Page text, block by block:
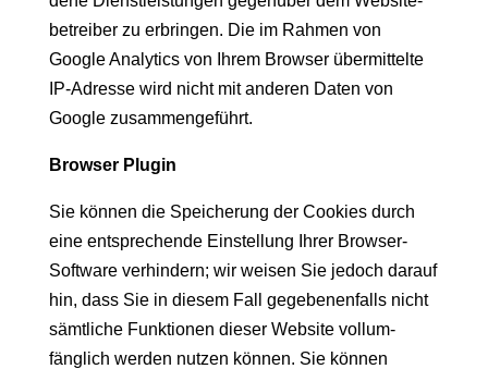
be­treiber zu erbrin­gen. Die im Rah­men von
Google Ana­lyt­ics von Ihrem Brows­er über­mit­telte
IP-Adresse wird nicht mit anderen Dat­en von
Google zusammengeführt.
Brows­er Plugin
Sie kön­nen die Spe­icherung der Cook­ies durch
eine entsprechende Ein­stel­lung Ihrer Brows­er-
Soft­ware ver­hin­dern; wir weisen Sie jedoch darauf
hin, dass Sie in diesem Fall gegebe­nen­falls nicht
sämtliche Funk­tio­nen dieser Web­site vol­lum­
fänglich wer­den nutzen kön­nen. Sie kön­nen